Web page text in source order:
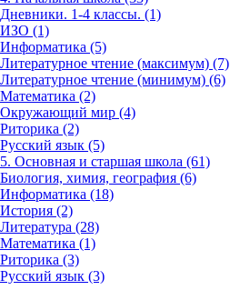
Дневники. 1-4 классы. (1)
ИЗО (1)
Информатика (5)
Литературное чтение (максимум) (7)
Литературное чтение (минимум) (6)
Математика (2)
Окружающий мир (4)
Риторика (2)
Русский язык (5)
5. Основная и старшая школа (61)
Биология, химия, география (6)
Информатика (18)
История (2)
Литература (28)
Математика (1)
Риторика (3)
Русский язык (3)